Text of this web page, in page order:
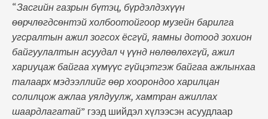
“Засгийн газрын бүтэц, бүрдэлдэхүүн
өөрчлөгдсөнтэй холбоотойгоор музейн барилга
угсралтын ажил зогсох ёсгүй, яамны дотоод зохион
байгуулалтын асуудал ч үүнд нөлөөлөхгүй, ажил
хариуцаж байгаа хүмүүс гүйцэтгэж байгаа ажлынхаа
талаарх мэдээллийг өөр хоорондоо харилцан
солилцож ажлаа уялдуулж, хамтран ажиллах
шаардлагатай” гээд шийдэл хүлээсэн асуудлаар